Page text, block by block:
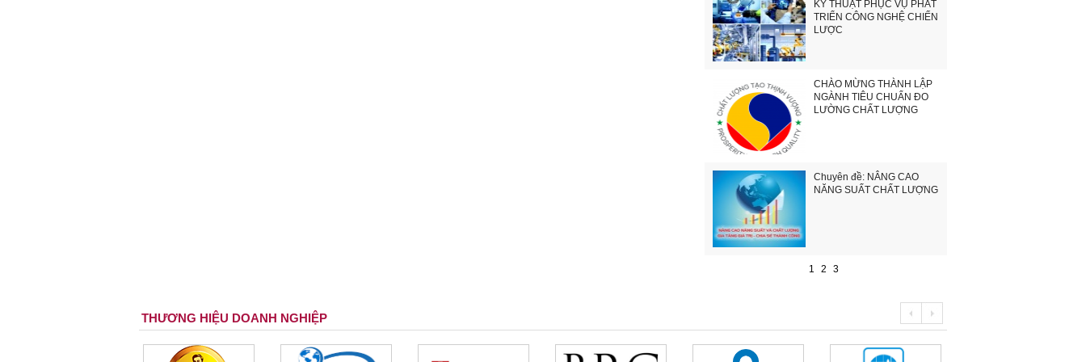
KỸ THUẬT PHỤC VỤ PHÁT
TRIỂN CÔNG NGHỆ CHIẾN
LƯỢC
CHÀO MỪNG THÀNH LẬP
NGÀNH TIÊU CHUẨN ĐO
LƯỜNG CHẤT LƯỢNG
Chuyên đề: NÂNG CAO
NĂNG SUẤT CHẤT LƯỢNG
1 2 3
THƯƠNG HIỆU DOANH NGHIỆP